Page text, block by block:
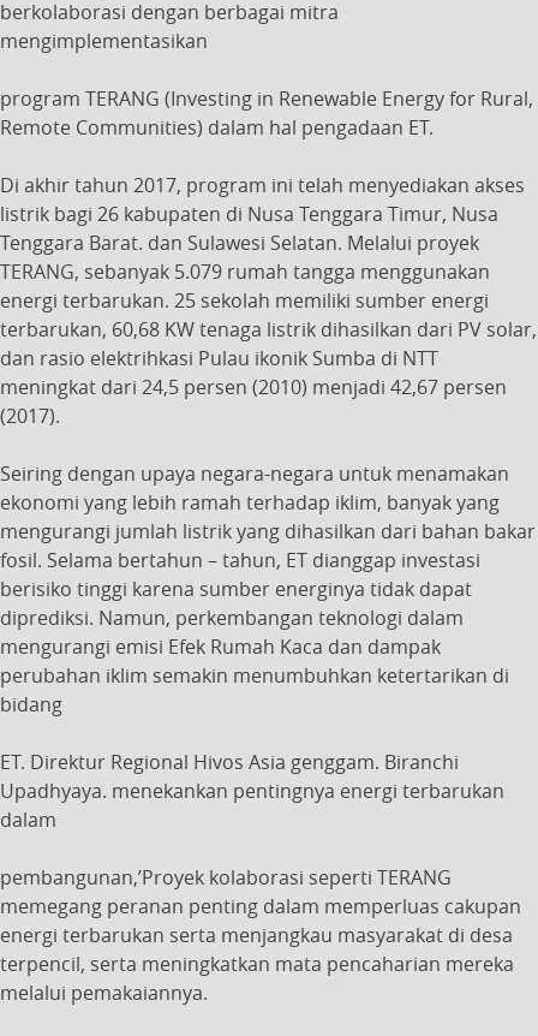
berkolaborasi dengan berbagai mitra
mengimplementasikan
program TERANG (Investing in Renewable Energy for Rural,
Remote Communities) dalam hal pengadaan ET.
Di akhir tahun 2017, program ini telah menyediakan akses
listrik bagi 26 kabupaten di Nusa Tenggara Timur, Nusa
Tenggara Barat. dan Sulawesi Selatan. Melalui proyek
TERANG, sebanyak 5.079 rumah tangga menggunakan
energi terbarukan. 25 sekolah memiliki sumber energi
terbarukan, 60,68 KW tenaga listrik dihasilkan dari PV solar,
dan rasio elektrihkasi Pulau ikonik Sumba di NTT
meningkat dari 24,5 persen (2010) menjadi 42,67 persen
(2017).
Seiring dengan upaya negara-negara untuk menamakan
ekonomi yang lebih ramah terhadap iklim, banyak yang
mengurangi jumlah listrik yang dihasilkan dari bahan bakar
fosil. Selama bertahun – tahun, ET dianggap investasi
berisiko tinggi karena sumber energinya tidak dapat
diprediksi. Namun, perkembangan teknologi dalam
mengurangi emisi Efek Rumah Kaca dan dampak
perubahan iklim semakin menumbuhkan ketertarikan di
bidang
ET. Direktur Regional Hivos Asia genggam. Biranchi
Upadhyaya. menekankan pentingnya energi terbarukan
dalam
pembangunan,’Proyek kolaborasi seperti TERANG
memegang peranan penting dalam memperluas cakupan
energi terbarukan serta menjangkau masyarakat di desa
terpencil, serta meningkatkan mata pencaharian mereka
melalui pemakaiannya.